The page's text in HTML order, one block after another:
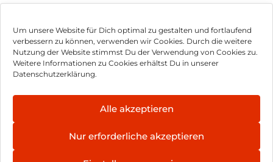
Um unsere Website für Dich optimal zu gestalten und fortlaufend
verbessern zu können, verwenden wir Cookies. Durch die weitere
Nutzung der Website stimmst Du der Verwendung von Cookies zu.
Weitere Informationen zu Cookies erhältst Du in unserer
Datenschutzerklärung.
Alle akzeptieren
Nur erforderliche akzeptieren
Impressum
Hinweis zur Batterieentsorgung
Können wir Dir behilflich sein?